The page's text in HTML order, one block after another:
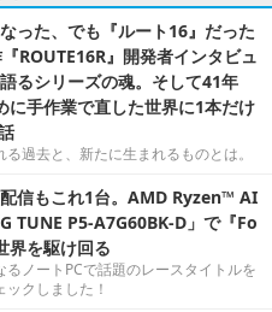
った、でも『ルート16』だった
ROUTE16R』開発者インタビュ
るシリーズの魂。そして41年
に手作業で直した世界に1本だけ
過去と、新たに生まれるものとは。
信もこれ1台。AMD Ryzen™ AI
TUNE P5-A7G60BK-D」で『Fo
を駆け回る
ノートPCで話題のレースタイトルを
クしました！